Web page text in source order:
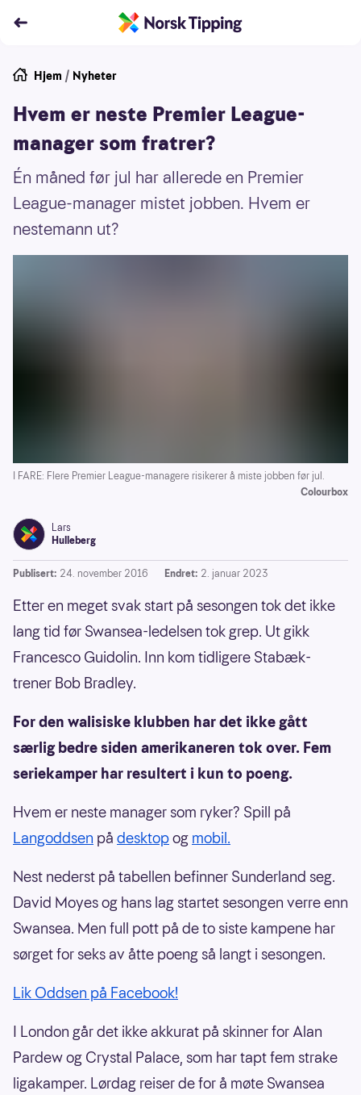
Hjem / Nyheter
Hvem er neste Premier League-
manager som fratrer?
Én måned før jul har allerede en Premier
League-manager mistet jobben. Hvem er
nestemann ut?
I FARE: Flere Premier League-managere risikerer å miste jobben før jul.
Colourbox
Lars
Hulleberg
Publisert: 24. november 2016 Endret: 2. januar 2023
Etter en meget svak start på sesongen tok det ikke
lang tid før Swansea-ledelsen tok grep. Ut gikk
Francesco Guidolin. Inn kom tidligere Stabæk-
trener Bob Bradley.
For den walisiske klubben har det ikke gått
særlig bedre siden amerikaneren tok over. Fem
seriekamper har resultert i kun to poeng.
Hvem er neste manager som ryker? Spill på
Langoddsen på desktopog mobil.
Nest nederst på tabellen befinner Sunderland seg.
David Moyes og hans lag startet sesongen verre enn
Swansea. Men full pott på de to siste kampene har
sørget for seks av åtte poeng så langt i sesongen.
Lik Oddsen på Facebook!
I London går det ikke akkurat på skinner for Alan
Pardew og Crystal Palace, som har tapt fem strake
ligakamper. Lørdag reiser de for å møte Swansea